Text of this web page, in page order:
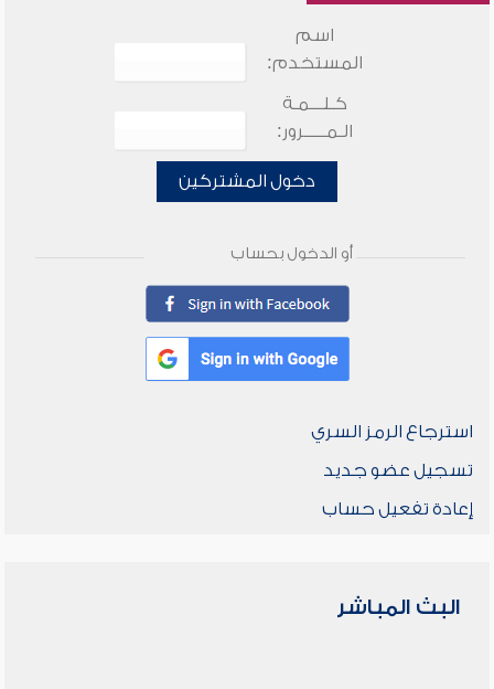
اسم
المستخدم:
كـلـــمـة
الـمـــــرور:
دخول المشتركين
أو الدخول بحساب
استرجاع الرمز السري
تسجيل عضو جديد
إعادة تفعيل حساب
البث المباشر